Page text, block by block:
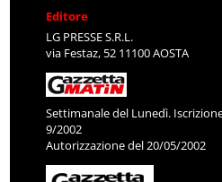
Editore
LG PRESSE S.R.L.
via Festaz, 52 11100 AOSTA
Settimanale del Lunedì.
9/2002
Autorizzazione del 20/05/2002